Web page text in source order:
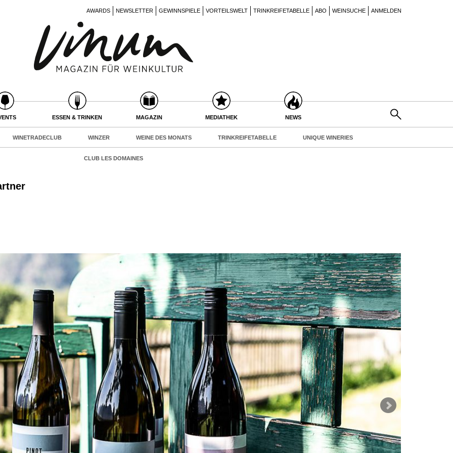
AWARDS NEWSLETTER GEWINNSPIELE VORTEILSWELT TRINKREIFETABELLE ABO WEINSUCHE ANMELDEN
ESSEN & TRINKEN MAGAZIN MEDIATHEK NEWS
WINETRADECLUB WINZER WEINE DES MONATS TRINKREIFETABELLE UNIQUE WINERIES
CLUB LES DOMAINES